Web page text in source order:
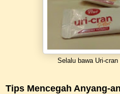
Selalu bawa Uri-
Tips Mencegah Anyang-